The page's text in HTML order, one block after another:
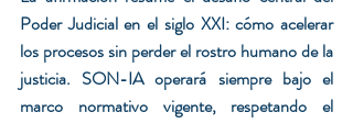
Poder Judicial en el siglo XXI: cómo acelerar
los procesos sin perder el rostro humano de la
justicia. SON-IA operará siempre bajo el
marco normativo vigente, respetando el